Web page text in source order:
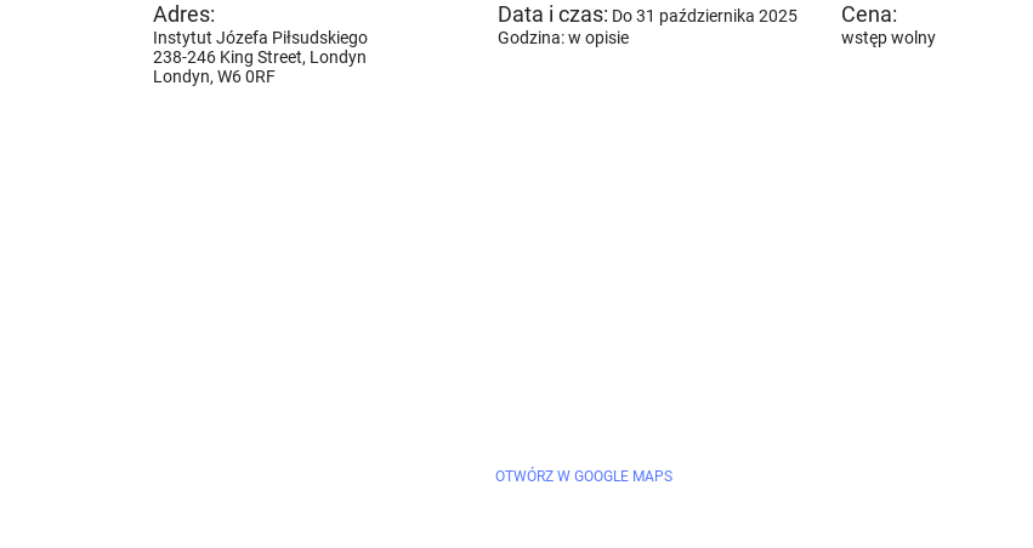
Adres:
Instytut Józefa Piłsudskiego
238-246 King Street, Londyn
Londyn, W6 0RF
Data i czas: Do 31 października 2025
Godzina: w opisie
Cena:
wstęp wolny
OTWÓRZ W GOOGLE MAPS